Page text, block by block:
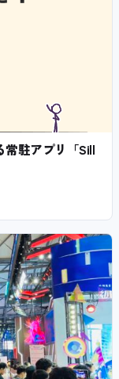
常駐アプリ「Sill